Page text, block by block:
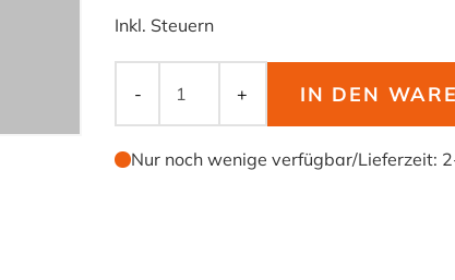
Inkl. Steuern
- + IN DEN
Nur noch wenige verfügbar/Lieferzeit: